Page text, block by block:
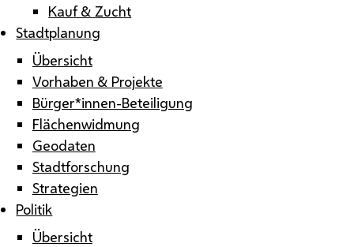
Kauf & Zucht
Stadtplanung
Übersicht
Vorhaben & Projekte
Bürger*innen-Beteiligung
Flächenwidmung
Geodaten
Stadtforschung
Strategien
Politik
Übersicht